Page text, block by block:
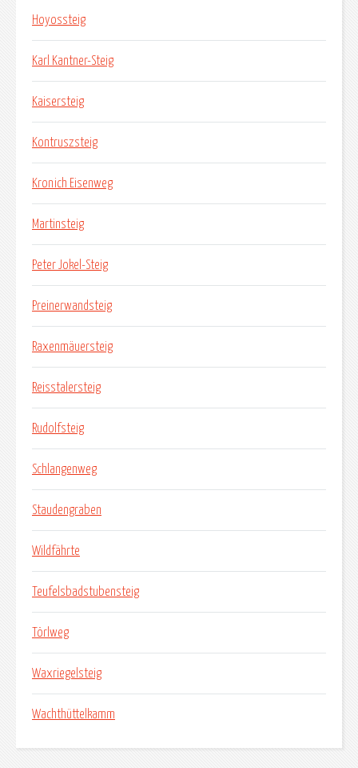
Hoyossteig
Karl Kantner-Steig
Kaisersteig
Kontruszsteig
Kronich Eisenweg
Martinsteig
Peter Jokel-Steig
Preinerwandsteig
Raxenmäuersteig
Reisstalersteig
Rudolfsteig
Schlangenweg
Staudengraben
Wildfährte
Teufelsbadstubensteig
Törlweg
Waxriegelsteig
Wachthüttelkamm